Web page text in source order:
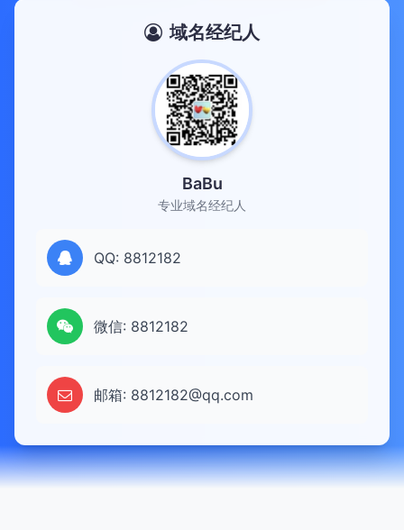
域名经纪人
BaBu
专业域名经纪人
QQ: 8812182
微信: 8812182
邮箱: 8812182@qq.com